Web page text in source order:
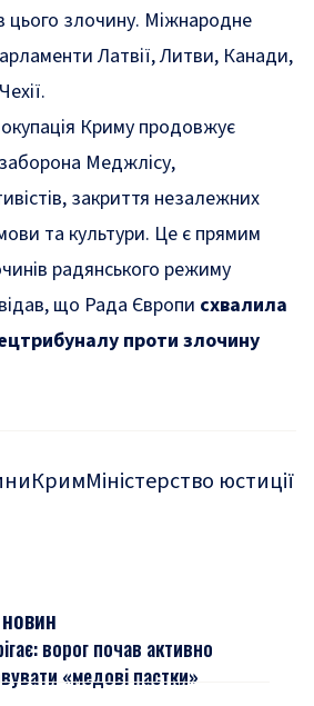
цього злочину. Міжнародне
Латвії, Литви, Канади,
окупація Криму продовжує
Меджлісу,
закриття незалежних
та культури. Це є прямим
радянського режиму
що Рада Європи схвалила
проти злочину
КримМіністерство юстиції
ворог почав активно
«медові пастки»